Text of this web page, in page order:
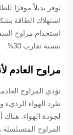
توفر بديلاً موفرًا
استهلاك الطاقة
استخدام مراوح
بنسبة تقارب 30%.
مراوح العادم
تؤدي المراوح
طرد الهواء الرديء
لجودة الهواء. هناك
المراوح